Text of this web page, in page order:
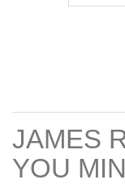
JAMES
YOU